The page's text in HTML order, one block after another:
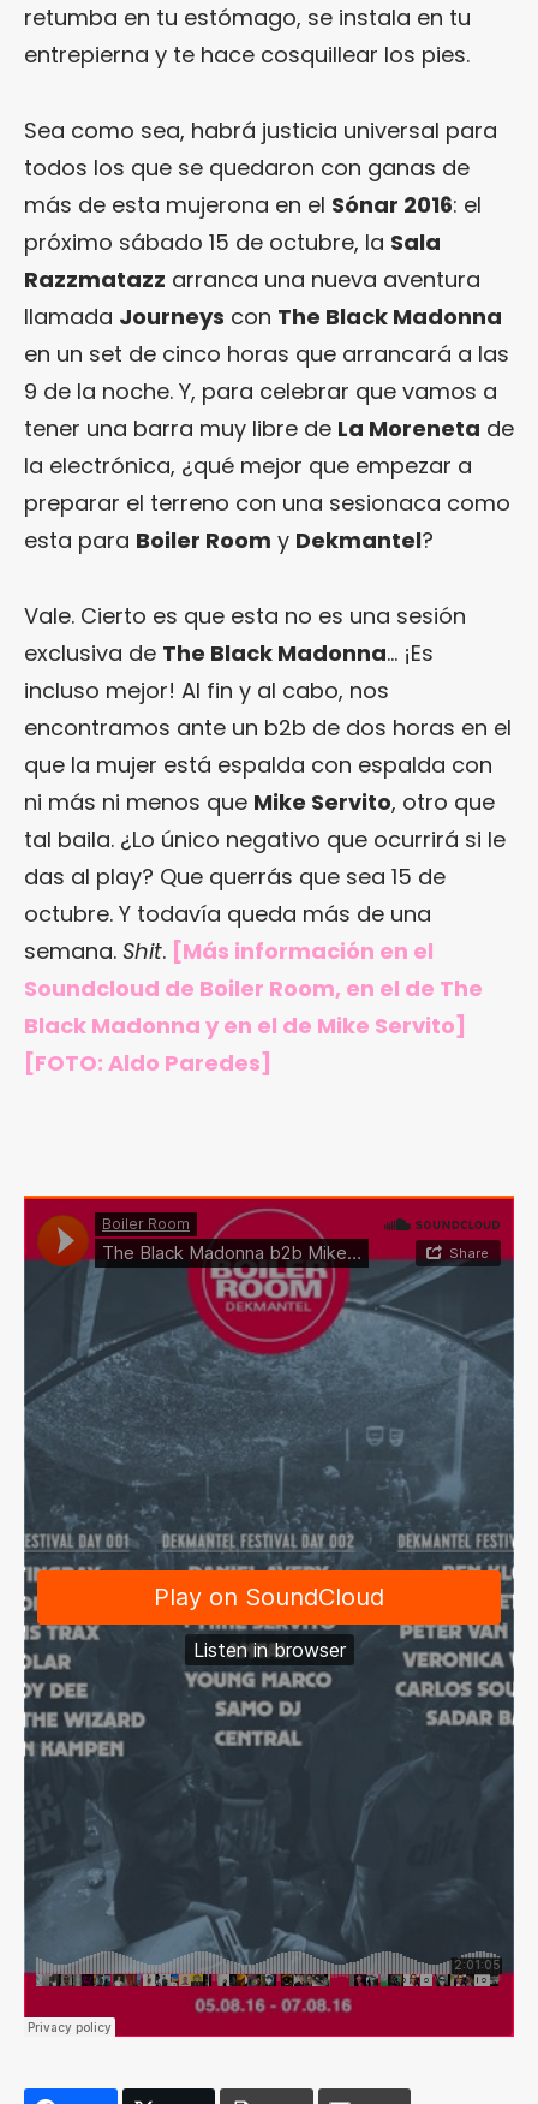
retumba en tu estómago, se instala en tu
entrepierna y te hace cosquillear los pies.
Sea como sea, habrá justicia universal para
todos los que se quedaron con ganas de
más de esta mujerona en el Sónar 2016: el
próximo sábado 15 de octubre, la Sala
Razzmatazz arranca una nueva aventura
llamada Journeys con The Black Madonna
en un set de cinco horas que arrancará a las
9 de la noche. Y, para celebrar que vamos a
tener una barra muy libre de La Moreneta de
la electrónica, ¿qué mejor que empezar a
preparar el terreno con una sesionaca como
esta para Boiler Room y Dekmantel?
Vale. Cierto es que esta no es una sesión
exclusiva de The Black Madonna… ¡Es
incluso mejor! Al fin y al cabo, nos
encontramos ante un b2b de dos horas en el
que la mujer está espalda con espalda con
ni más ni menos que Mike Servito, otro que
tal baila. ¿Lo único negativo que ocurrirá si le
das al play? Que querrás que sea 15 de
octubre. Y todavía queda más de una
semana. Shit. [Más información en el
Soundcloud de Boiler Room, en el de The
Black Madonna y en el de Mike Servito]
[FOTO: Aldo Paredes]